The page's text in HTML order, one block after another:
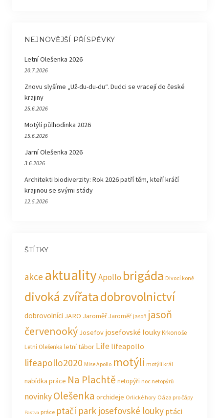
NEJNOVĚJŠÍ PŘÍSPĚVKY
Letní Olešenka 2026
20.7.2026
Znovu slyšíme „Už-du-du-du“. Dudci se vracejí do české
krajiny
25.6.2026
Motýlí půlhodinka 2026
15.6.2026
Jarní Olešenka 2026
3.6.2026
Architekti biodiverzity: Rok 2026 patří těm, kteří kráčí
krajinou se svými stády
12.5.2026
ŠTÍTKY
akce aktualityApollo brigáda Divocí koně
divoká zvířatadobrovolnictví
dobrovolníci JARO JaroměřJaroměř jasoň jasoň
červenooký Josefov josefovské loukyKrkonoše
Letní Olešenka letní tábor Life lifeapollo
lifeapollo2020 Mise Apollo motýli motýlí král
nabídka práce Na Plachtě netopýři noc netopýrů
novinkyOlešenka orchideje Orlické hory Oáza pro čápy
Pastva práce ptačí park josefovské louky ptáci